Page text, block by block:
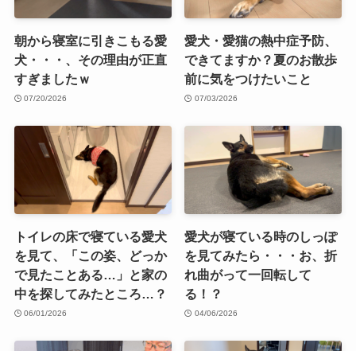
朝から寝室に引きこもる愛
犬・・・、その理由が正直
すぎましたｗ
07/20/2026
愛犬・愛猫の熱中症予防、
できてますか？夏のお散歩
前に気をつけたいこと
07/03/2026
トイレの床で寝ている愛犬
を見て、「この姿、どっか
で見たことある…」と家の
中を探してみたところ…？
06/01/2026
愛犬が寝ている時のしっぽ
を見てみたら・・・お、折
れ曲がって一回転して
る！？
04/06/2026